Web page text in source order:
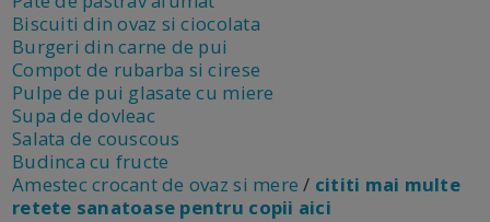
Biscuiti din ovaz si ciocolata
Burgeri din carne de pui
Compot de rubarba si cirese
Pulpe de pui glasate cu miere
Supa de dovleac
Salata de couscous
Budinca cu fructe
Amestec crocant de ovaz si mere / cititi mai multe
retete sanatoase pentru copii aici